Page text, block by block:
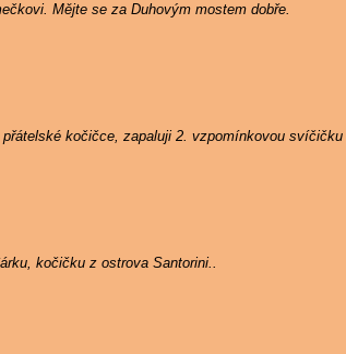
Mějte se za Duhovým mostem dobře.
kočičce, zapaluji 2. vzpomínkovou svíčičku
kočičku z ostrova Santorini..